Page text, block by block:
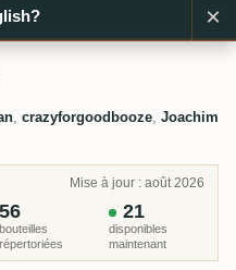
Corman Collins
, crazyforgoodbooze, Joachim
Mise à jour : août 2026
bouteilles
répertoriées
56
disponibles
maintenant
21
×